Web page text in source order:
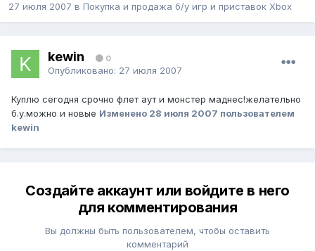
27 июля 2007 в Покупка и продажа б/у игр и приставок Xbox
kewin 0
Опубликовано: 27 июля 2007
Куплю сегодня срочно флет аут и монстер маднес!желательно
б.у.можно и новые Изменено 28 июля 2007 пользователем
kewin
Создайте аккаунт или войдите в него
для комментирования
Вы должны быть пользователем, чтобы оставить
комментарий